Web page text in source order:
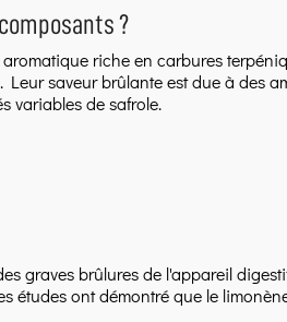
?
riche en carbures
Leur saveur brûlante est due à des
variables de safrole.
graves brûlures de l'appareil
études ont démontré que le